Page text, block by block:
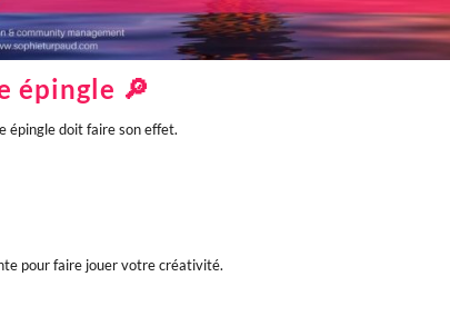
épingle 🔎
épingle doit faire son effet.
pour faire jouer votre créativité.